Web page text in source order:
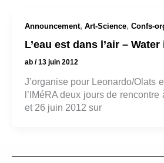
Announcement, Art-Science, Confs-
L’eau est dans l’air –
ab /13 juin 2012
J’organise pour Leonardo/Olats
l’IMéRA deux jours de
et 26 juin 2012 sur